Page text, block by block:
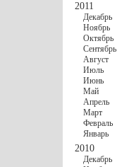
2011
Декабрь
Ноябрь
Октябрь
Сентябрь
Август
Июль
Июнь
Май
Апрель
Март
Февраль
Январь
2010
Декабрь